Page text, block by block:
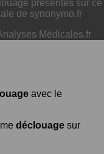
présentés sur ce
de synonymo.fr
Médicales.fr
avec le
déclouage sur